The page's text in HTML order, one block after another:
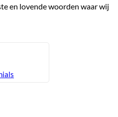
en lovende woorden waar wij